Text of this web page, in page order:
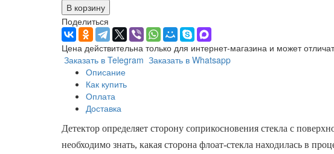
В корзину
Поделиться
Цена действительна только для интернет-магазина и может
Заказать в Telegram Заказать в Whatsapp
Описание
Как купить
Оплата
Доставка
Детектор определяет сторону соприкосновения стекла с
необходимо знать, какая сторона флоат-стекла находилась в